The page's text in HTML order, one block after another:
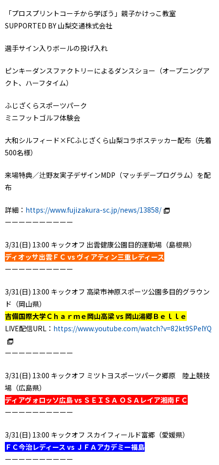
「プロスプリントコーチから学ぼう」親子かけっこ教室
SUPPORTED BY 山梨交通株式会社
選手サイン入りボールの投げ入れ
ピンキーダンスファクトリーによるダンスショー（オープニングア
クト、ハーフタイム）
ふじざくらスポーツパーク
ミニフットゴルフ体験会
大和シルフィード×FCふじざくら山梨コラボステッカー配布（先着
500名様）
来場特典／辻野友実子デザインMDP（マッチデープログラム）を配
布
詳細： https://www.fujizakura-sc.jp/news/13858/
ーーーーーーーーーー
3/31(日) 13:00 キックオフ 出雲健康公園目的運動場（島根県）
ディオッサ出雲ＦＣ vs ヴィアティン三重レディース
ーーーーーーーーーー
3/31(日) 13:00 キックオフ 高梁市神原スポーツ公園多目的グラウン
ド（岡山県）
吉備国際大学Ｃｈａｒｍｅ岡山高梁 vs 岡山湯郷Ｂｅｌｌｅ
LIVE配信URL： https://www.youtube.com/watch?v=82kt9SPelYQ
ーーーーーーーーーー
3/31(日) 13:00 キックオフ ミツトヨスポーツパーク郷原 陸上競技
場（広島県）
ディアヴォロッソ広島 vs ＳＥＩＳＡ ＯＳＡレイア湘南ＦＣ
ーーーーーーーーーー
3/31(日) 13:00 キックオフ スカイフィールド富郷（愛媛県）
ＦＣ今治レディース vs ＪＦＡアカデミー福島
ーーーーーーーーーー